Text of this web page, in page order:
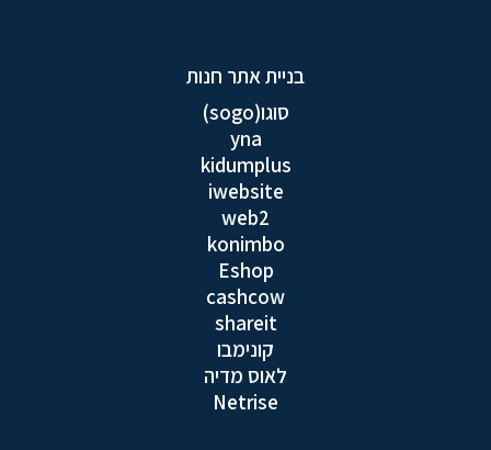
בניית אתר חנות
סוגו(sogo)
yna
kidumplus
iwebsite
web2
konimbo
Eshop
cashcow
shareit
קונימבו
לאוס מדיה
Netrise